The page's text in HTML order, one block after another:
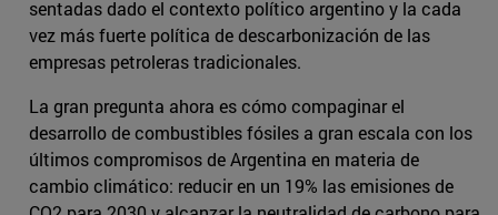
sentadas dado el contexto político argentino y la cada
vez más fuerte política de descarbonización de las
empresas petroleras tradicionales.
La gran pregunta ahora es cómo compaginar el
desarrollo de combustibles fósiles a gran escala con los
últimos compromisos de Argentina en materia de
cambio climático: reducir en un 19% las emisiones de